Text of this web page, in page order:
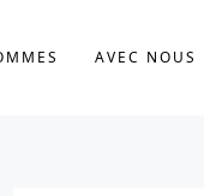
AVEC NOUS